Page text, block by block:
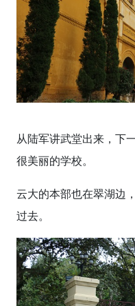
从陆军讲武堂出来，下
很美丽的学校。
云大的本部也在翠湖边
过去。